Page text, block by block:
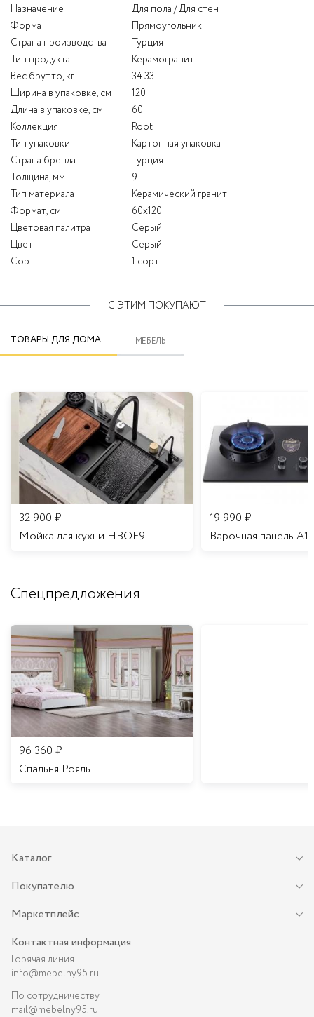
Назначение
Для пола / Для стен
Форма
Прямоугольник
Страна производства
Турция
Тип продукта
Керамогранит
Вес брутто, кг
34.33
Ширина в упаковке, см
120
Длина в упаковке, см
60
Коллекция
Root
Тип упаковки
Картонная упаковка
Страна бренда
Турция
Толщина, мм
9
Тип материала
Керамический гранит
Формат, см
60x120
Цветовая палитра
Серый
Цвет
Серый
Сорт
1 сорт
С ЭТИМ ПОКУПАЮТ
ТОВАРЫ ДЛЯ ДОМА МЕБЕЛЬ
32 900 ₽
Мойка для кухни HBOE9
19 990 ₽
Варочная панель A16
Спецпредложения
96 360 ₽
Спальня Рояль
Каталог
Покупателю
Маркетплейс
Контактная информация
Горячая линия
info@mebelny95.ru
По сотрудничеству
mail@mebelny95.ru